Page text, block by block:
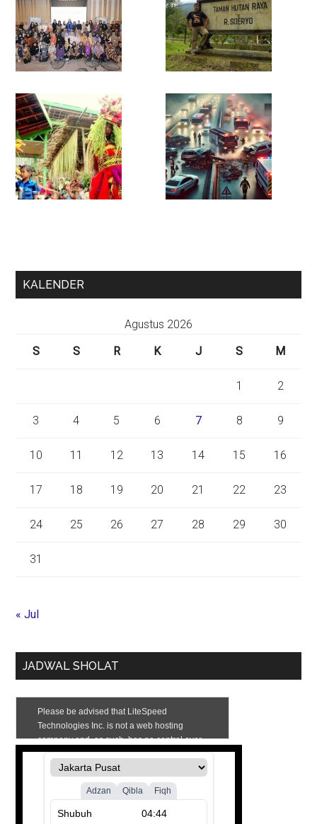
KALENDER
Agustus 2026
S
S R K J S M
1 2
3 4 5 6 7 8 9
10 11 12 13 14 15 16
17 18 19 20 21 22 23
24 25 26 27 28 29 30
31
« Jul
JADWAL SHOLAT